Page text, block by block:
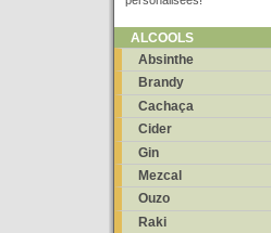
ALCOOLS
Absinthe
Brandy
Cachaça
Cider
Gin
Mezcal
Ouzo
Raki